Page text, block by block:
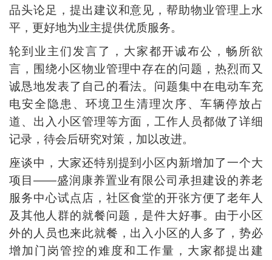
品头论足，提出建议和意见，帮助物业管理上水
平，更好地为业主提供优质服务。
轮到业主们发言了，大家都开诚布公，畅所欲
言，围绕小区物业管理中存在的问题，热烈而又
诚恳地发表了自己的看法。问题集中在电动车充
电安全隐患、环境卫生清理次序、车辆停放占
道、出入小区管理等方面，工作人员都做了详细
记录，待会后研究对策，加以改进。
座谈中，大家还特别提到小区内新增加了一个大
项目——盛润康养置业有限公司承担建设的养老
服务中心试点店，社区食堂的开张方便了老年人
及其他人群的就餐问题，是件大好事。由于小区
外的人员也来此就餐，出入小区的人多了，势必
增加门岗管控的难度和工作量，大家都提出建